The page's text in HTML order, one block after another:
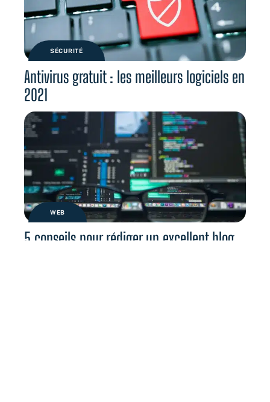
SÉCURITÉ
Antivirus gratuit : les meilleurs logiciels en
2021
WEB
5 conseils pour rédiger un excellent blog